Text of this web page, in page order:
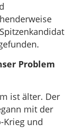
Problem
ist älter. Der
mit der
Krieg und